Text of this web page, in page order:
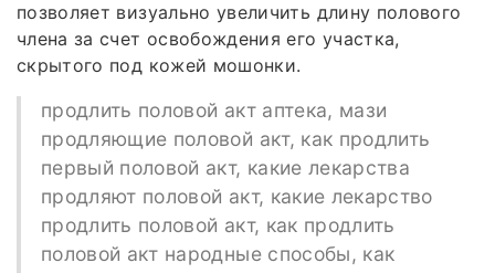
позволяет визуально увеличить длину полового
члена за счет освобождения его участка,
скрытого под кожей мошонки.
продлить половой акт аптека, мази
продляющие половой акт, как продлить
первый половой акт, какие лекарства
продляют половой акт, какие лекарство
продлить половой акт, как продлить
половой акт народные способы, как